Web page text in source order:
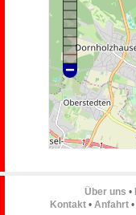
Über uns •
Kontakt • Anfahrt •